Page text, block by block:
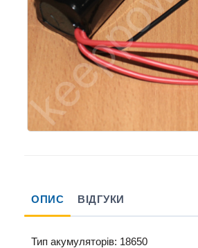
ОПИС ВІДГУКИ
Тип акумуляторів: 18650